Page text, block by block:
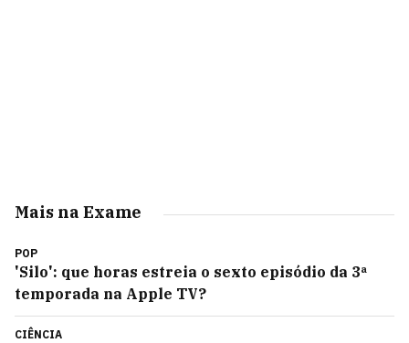
Mais na Exame
POP
'Silo': que horas estreia o sexto episódio da 3ª
temporada na Apple TV?
CIÊNCIA